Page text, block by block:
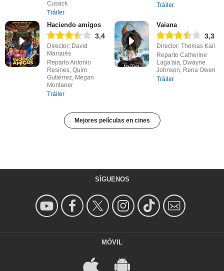
Cusack
Tráiler
Tráiler
Haciendo amigos
3,4
Director: David
Marqués
Reparto Antonio
Resines, Quim
Gutiérrez, Megan
Montaner
Tráiler
Vaiana
3,3
Director: Thomas Kail
Reparto Catherine
Laga'aia, Dwayne
Johnson, Rena Owen
Tráiler
Mejores películas en cines
SÍGUENOS
MÓVIL